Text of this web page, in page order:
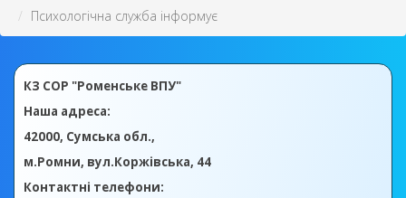
Психологічна служба інформує
КЗ СОР "Роменське ВПУ"
Наша адреса:
42000, Сумська обл.,
м.Ромни, вул.Коржівська, 44
Контактні телефони: